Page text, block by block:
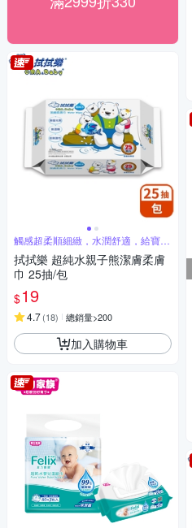
觸感超柔順細緻，水潤舒適，給寶寶
細緻呵護
拭拭樂 超純水親子熊潔膚柔膚
巾 25抽/包
$19
4.7(18) 總銷量>200
加入購物車